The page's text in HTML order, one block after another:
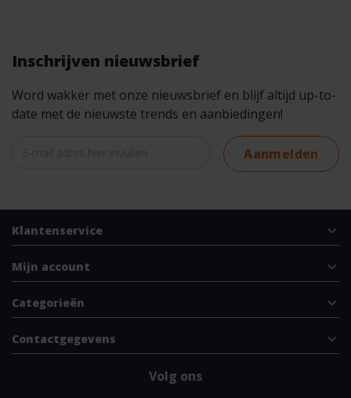
Inschrijven nieuwsbrief
Word wakker met onze nieuwsbrief en blijf altijd up-to-
date met de nieuwste trends en aanbiedingen!
Aanmelden
Klantenservice
Mijn account
Categorieën
Contactgegevens
Volg ons